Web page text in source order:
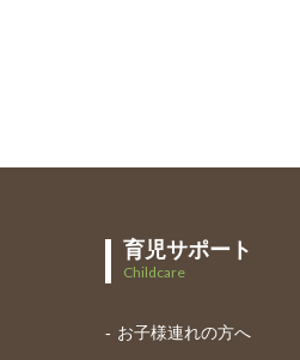
育児サポート
Childcare
お子様連れの方へ